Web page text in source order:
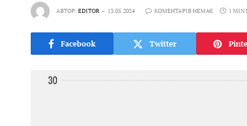
АВТОР:EDITOR 13.05.2024 КОМЕНТАРІВ НЕМАЄ 1 MIN
Facebook Twitter